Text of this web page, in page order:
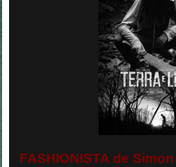
FASHIONISTA de